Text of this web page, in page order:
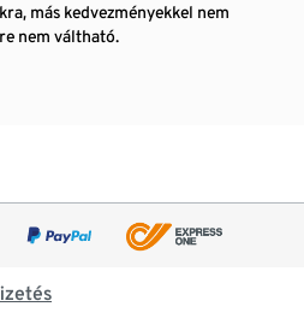
más kedvezményekkel nem
nem váltható.